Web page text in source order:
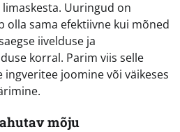
Uuringud on
olla sama efektiivne kui mõned
iivelduse ja
korral. Parim viis selle
ingveritee joomine või väikeses
mõju